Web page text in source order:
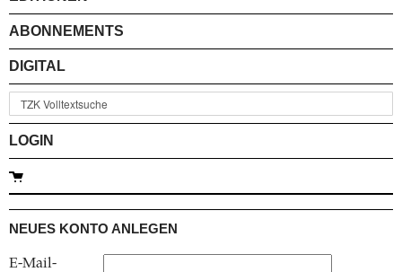
ABONNEMENTS
DIGITAL
LOGIN
NEUES KONTO ANLEGEN
E-Mail-